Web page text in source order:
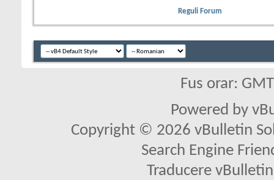
Reguli Forum
Fus orar:
Powered by
Copyright © 2026 vBulletin
Search Engine
Traducere